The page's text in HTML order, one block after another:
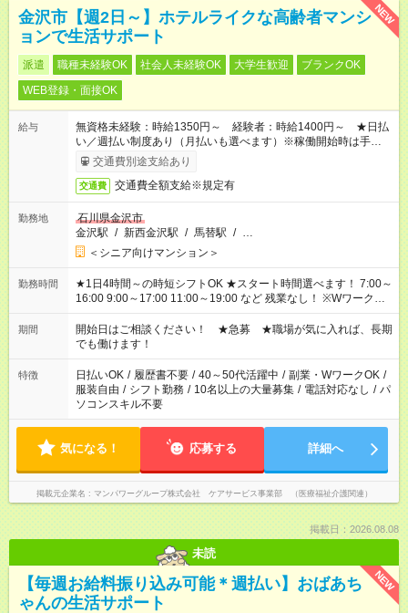
NEW
金沢市【週2日～】ホテルライクな高齢者マンシ
ョンで生活サポート
派遣 職種未経験OK 社会人未経験OK 大学生歓迎
ブランクOK
WEB登録・面接OK
給与
無資格未経験：時給1350円～ 経験者：時給1400円～ ★日払
い／週払い制度あり（月払いも選べます）※稼働開始時は手続き
完了次第のお支払いとなります。
交通費別途支給あり
交通費 交通費全額支給※規定有
勤務地
石川県金沢市
金沢駅 / 新西金沢駅 / 馬替駅 / …
＜シニア向けマンション＞
勤務時間
★1日4時間～の時短シフトOK ★スタート時間選べます！ 7:00～
16:00 9:00～17:00 11:00～19:00 など 残業なし！ ※Wワークの
場合、他のお仕事と合わせ週40時間超の就業はご案内できませ
ん ※法令に基づき、週20時間以上勤務は社会保険への加入対象
となります ※労働者派遣法（日雇い派遣の原則禁止）により、
短時間・短期間の就業はご案内が難しい場合があります
期間
開始日はご相談ください！ ★急募 ★職場が気に入れば、長期
でも働けます！
特徴 日払いOK / 履歴書不要 / 40～50代活躍中 / 副業・WワークOK /
服装自由 / シフト勤務 / 10名以上の大量募集 / 電話対応なし / パ
ソコンスキル不要
気になる！ 応募する 詳細へ
掲載元企業名 マンパワーグループ株式会社 ケアサービス事業部 （医療福祉介護関連）
掲載日：2026.08.08
未読
NEW
【毎週お給料振り込み可能＊週払い】おばあち
ゃんの生活サポート